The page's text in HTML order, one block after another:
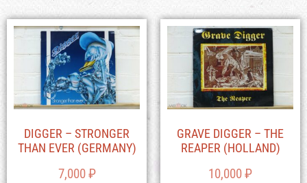
DIGGER – STRONGER
THAN EVER (GERMANY)
7,000₽
GRAVE DIGGER – THE
REAPER (HOLLAND)
10,000₽